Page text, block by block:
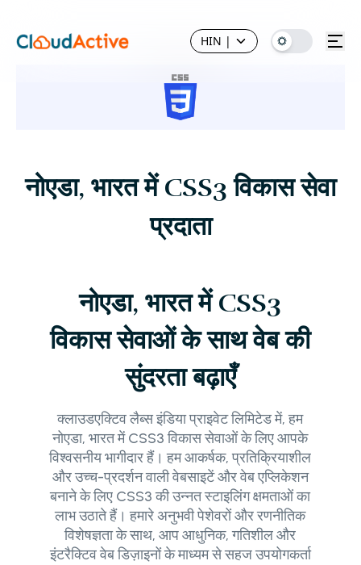
HIN |
नोएडा, भारत में CSS3 विकास सेवा
प्रदाता
नोएडा, भारत में CSS3
विकास सेवाओं के साथ वेब की
सुंदरता बढ़ाएँ
क्लाउडएक्टिव लैब्स इंडिया प्राइवेट लिमिटेड में, हम
नोएडा, भारत में CSS3 विकास सेवाओं के लिए आपके
विश्वसनीय भागीदार हैं। हम आकर्षक, प्रतिक्रियाशील
और उच्च-प्रदर्शन वाली वेबसाइटें और वेब एप्लिकेशन
बनाने के लिए CSS3 की उन्नत स्टाइलिंग क्षमताओं का
लाभ उठाते हैं। हमारे अनुभवी पेशेवरों और रणनीतिक
विशेषज्ञता के साथ, आप आधुनिक, गतिशील और
इंटरैक्टिव वेब डिज़ाइनों के माध्यम से सहज उपयोगकर्ता